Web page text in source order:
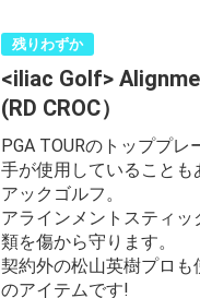
残りわずか
<iliac Golf>
(RD CROC）
PGA TOURのトッププ
手が使用していることも
アックゴルフ。
アラインメントスティッ
類を傷から守ります。
契約外の松山英樹プロも
のアイテムです!